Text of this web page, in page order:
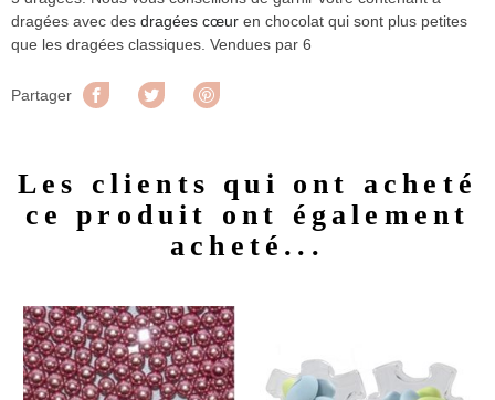
dragées avec des dragées cœur en chocolat qui sont plus petites
que les dragées classiques. Vendues par 6
Partager Partager Tweet
Les clients qui ont acheté
ce produit ont également
acheté...